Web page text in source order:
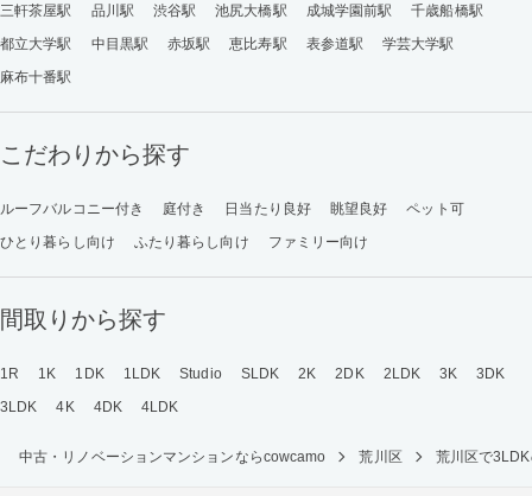
三軒茶屋駅 品川駅 渋谷駅 池尻大橋駅 成城学園前駅
千歳船橋駅
都立大学駅
中目黒駅 赤坂駅 恵比寿駅 表参道駅
学芸大学駅
麻布十番駅
こだわりから探す
ルーフバルコニー付き 庭付き 日当たり良好 眺望良好
ペット可
ひとり暮らし向け
ふたり暮らし向け ファミリー向け
間取りから探す
1R 1K 1DK 1LDK Studio SLDK 2K 2DK 2LDK 3K
3DK
3LDK
4K 4DK 4LDK
中古・リノベーションマンションならcowcamo 荒川区 荒川区で